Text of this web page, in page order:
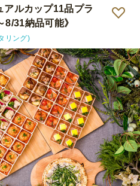
ルカップ11品プラ
31納品可能》
リング)